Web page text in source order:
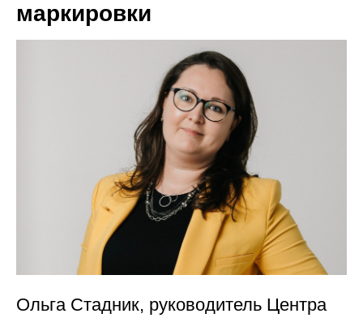
маркировки
Ольга Стадник, руководитель Центра